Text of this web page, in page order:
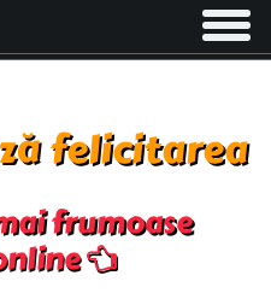
Toggle
felicitarea
frumoase